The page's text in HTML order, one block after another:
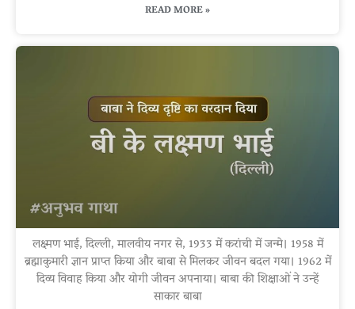
READ MORE »
लक्ष्मण भाई, दिल्ली, मालवीय नगर से, 1933 में करांची में जन्मे। 1958 में
ब्रह्माकुमारी ज्ञान प्राप्त किया और बाबा से मिलकर जीवन बदल गया। 1962 में
दिव्य विवाह किया और योगी जीवन अपनाया। बाबा की शिक्षाओं ने उन्हें
साकार बाबा